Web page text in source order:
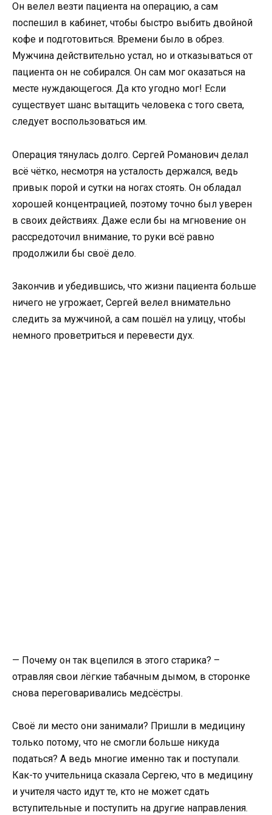
Он велел везти пациента на операцию, а сам
поспешил в кабинет, чтобы быстро выбить двойной
кофе и подготовиться. Времени было в обрез.
Мужчина действительно устал, но и отказываться от
пациента он не собирался. Он сам мог оказаться на
месте нуждающегося. Да кто угодно мог! Если
существует шанс вытащить человека с того света,
следует воспользоваться им.
Операция тянулась долго. Сергей Романович делал
всё чётко, несмотря на усталость держался, ведь
привык порой и сутки на ногах стоять. Он обладал
хорошей концентрацией, поэтому точно был уверен
в своих действиях. Даже если бы на мгновение он
рассредоточил внимание, то руки всё равно
продолжили бы своё дело.
Закончив и убедившись, что жизни пациента больше
ничего не угрожает, Сергей велел внимательно
следить за мужчиной, а сам пошёл на улицу, чтобы
немного проветриться и перевести дух.
— Почему он так вцепился в этого старика? –
отравляя свои лёгкие табачным дымом, в сторонке
снова переговаривались медсёстры.
Своё ли место они занимали? Пришли в медицину
только потому, что не смогли больше никуда
податься? А ведь многие именно так и поступали.
Как-то учительница сказала Сергею, что в медицину
и учителя часто идут те, кто не может сдать
вступительные и поступить на другие направления.